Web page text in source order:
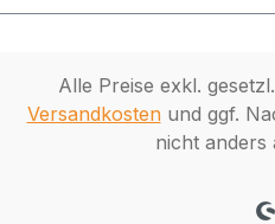
Alle Preise exkl.
Versandkostenund ggf.
nicht anders